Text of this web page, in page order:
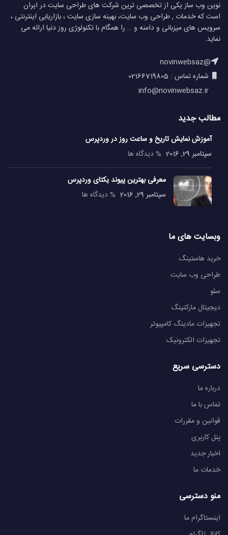
نوین وب ساز یکی از تخصصی ترین شرکت های طراحی سایت در ایران
است که خدمات , طراحی وب سایت، بهینه سازی سایت ، بازاریابی اینترنتی ،
سرویس های میزبانی و دامنه و … را همگام با تکنولوژی روز دنیا ارائه می
نماید.
@novinwebsaz
شماره تماس : 02166719805
مطالب جدید
آموزش نمایش تاریخ و ساعت روز در وردپرس
سپتامبر 29, 2016
% دیدگاه ها
معرفی بهترین پیوند یکتای وردپرس
سپتامبر 29, 2016
% دیدگاه ها
وبسایت های ما
خرید هاستینگ
طراحی وب سایت
سئو
دیجیتال مارکتینگ
تجهیزات مادینگ کامپیوتر
تجهیزات الکترونیک
دسترسی سریع
درباره ما
تماس با ما
قوانین و مقررات
پنل کاربری
اخبار جدید
خدمات ما
منو دسترسی
اینستاگرام ما